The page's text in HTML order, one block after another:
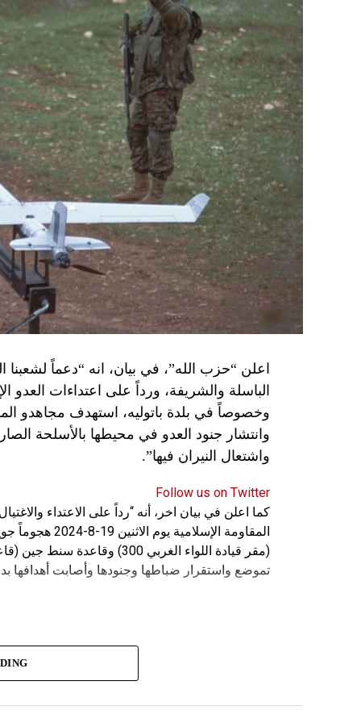
اعلن “حزب الله”، في بيان، انه “دعماً
الباسلة ‌‏‌‏‌والشريفة، ورداً على اعتداءات العدو
وانتشار جنود العدو في محيطها بالأسلحة
واشتعال النيران فيها”.
Follow us on Twitter
كما اعلن في بيان اخر، أنه “رداً على الاعتداء
المقاومة
(مقر قيادة اللواء الغربي
تموضع واستقرار ضباطها وجنودها وأصابت أهدافها